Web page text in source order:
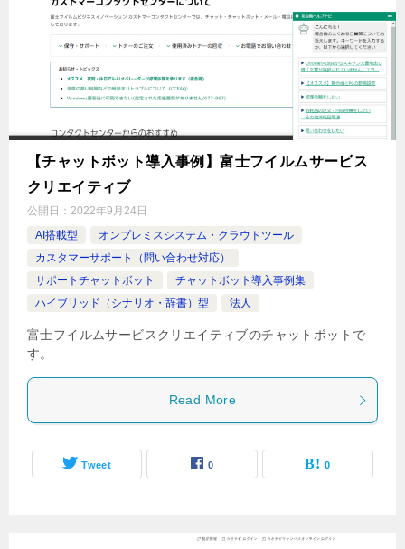
【チャットボット導入事例】富士フイルムサービス
クリエイティブ
公開日： 2022年9月24日
AI搭載型
オンプレミスシステム・クラウドツール
カスタマーサポート（問い合わせ対応）
サポートチャットボット
チャットボット導入事例集
ハイブリッド（シナリオ・辞書）型
法人
富士フイルムサービスクリエイティブのチャットボットで
す。
Read More
Tweet 0 0